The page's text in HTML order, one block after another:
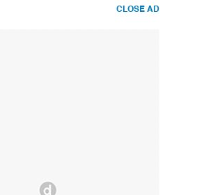
CLOSE AD